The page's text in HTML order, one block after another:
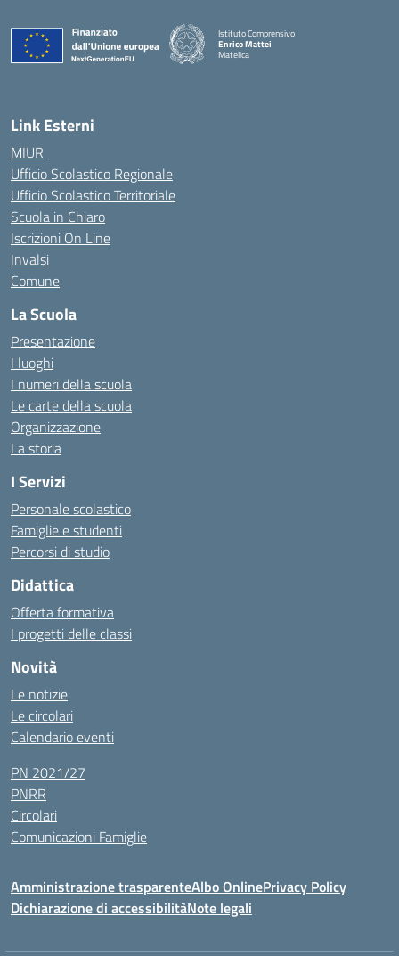
Istituto Comprensivo
Enrico Mattei
Matelica
Link Esterni
MIUR
Ufficio Scolastico Regionale
Ufficio Scolastico Territoriale
Scuola in Chiaro
Iscrizioni On Line
Invalsi
Comune
La Scuola
Presentazione
I luoghi
I numeri della scuola
Le carte della scuola
Organizzazione
La storia
I Servizi
Personale scolastico
Famiglie e studenti
Percorsi di studio
Didattica
Offerta formativa
I progetti delle classi
Novità
Le notizie
Le circolari
Calendario eventi
PN 2021/27
PNRR
Circolari
Comunicazioni Famiglie
Amministrazione trasparenteAlbo OnlinePrivacy Policy
Dichiarazione di accessibilitàNote legali